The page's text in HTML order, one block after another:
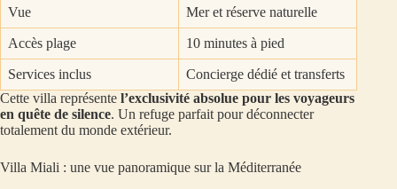
Vue Mer et réserve naturelle
Accès plage 10 minutes à pied
Services inclus
Concierge dédié et transferts
Cette villa représente l’exclusivité absolue pour les voyageurs
en quête de silence. Un refuge parfait pour déconnecter
totalement du monde extérieur.
Villa Miali : une vue panoramique sur la Méditerranée